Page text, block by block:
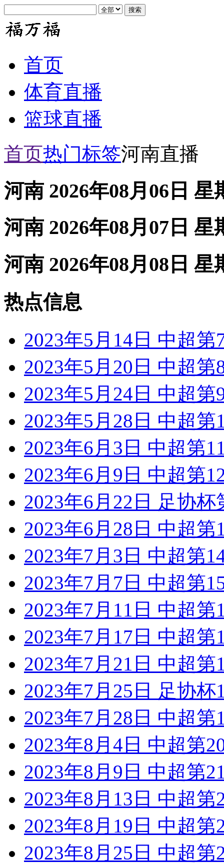
首页
体育直播
篮球直播
首页热门标签河南直播
河南 2026年08月06日 星
河南 2026年08月07日 星
河南 2026年08月08日 星
热点信息
2023年5月14日 中超
2023年5月20日 中超
2023年5月24日 中超
2023年5月28日 中超
2023年6月3日 中超第
2023年6月9日 中超第
2023年6月22日 足协
2023年6月28日 中超
2023年7月3日 中超第
2023年7月7日 中超第
2023年7月11日 中超
2023年7月17日 中超
2023年7月21日 中超
2023年7月25日 足协
2023年7月28日 中超
2023年8月4日 中超第
2023年8月9日 中超第
2023年8月13日 中超
2023年8月19日 中超
2023年8月25日 中超